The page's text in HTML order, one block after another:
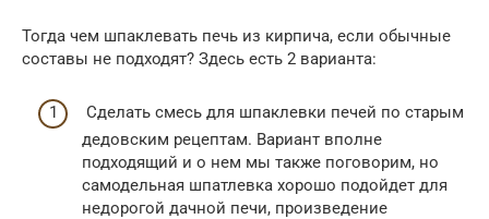
Тогда чем шпаклевать печь из кирпича, если обычные
составы не подходят? Здесь есть 2 варианта:
Сделать смесь для шпаклевки печей по старым
дедовским рецептам. Вариант вполне
подходящий и о нем мы также поговорим, но
самодельная шпатлевка хорошо подойдет для
недорогой дачной печи, произведение